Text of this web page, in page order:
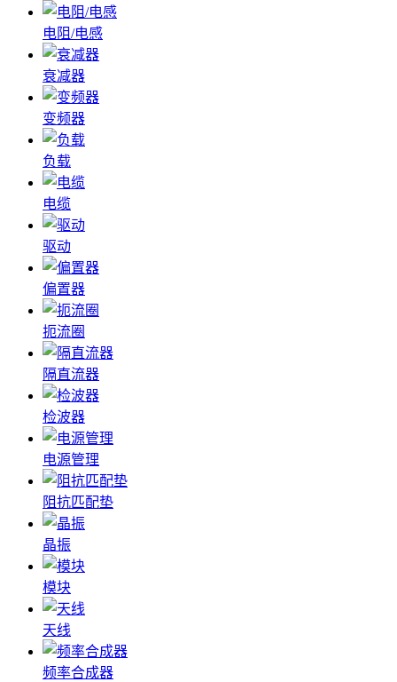
电阻/电感
衰减器
变频器
负载
电缆
驱动
偏置器
扼流圈
隔直流器
检波器
电源管理
阻抗匹配垫
晶振
模块
天线
频率合成器